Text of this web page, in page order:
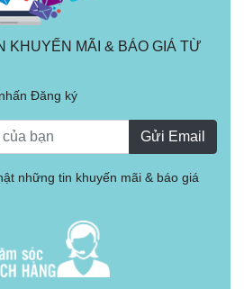
KHUYẾN MÃI & BÁO GIÁ TỪ
Đăng ký
Gửi Email
những tin khuyến mãi & báo giá